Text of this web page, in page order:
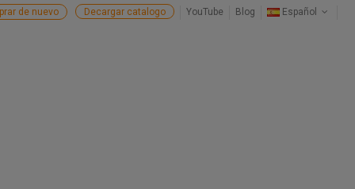
Español
Blog
YouTube
Decargar catalogo
de nuevo